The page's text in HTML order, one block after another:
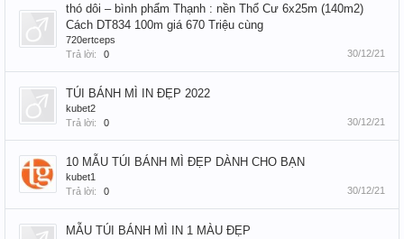
thó dôi – bình phẩm Thạnh : nền Thổ Cư 6x25m (140m2)
Cách DT834 100m giá 670 Triệu cùng
720ertceps
Trả lời:
0 30/12/21
TÚI BÁNH MÌ IN ĐẸP 2022
kubet2
Trả lời:
0 30/12/21
10 MẪU TÚI BÁNH MÌ ĐẸP DÀNH CHO BẠN
kubet1
Trả lời:
0 30/12/21
MẪU TÚI BÁNH MÌ IN 1 MÀU ĐẸP